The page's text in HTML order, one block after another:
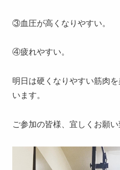
③血圧が高くなりやすい。
④疲れやすい。
明日は硬くなりやすい筋肉
います。
ご参加の皆様、宜しくお願